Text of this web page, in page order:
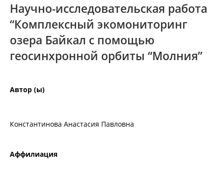
Научно-исследовательская работа
“Комплексный экомониторинг
озера Байкал с помощью
геосинхронной орбиты “Молния”
Автор (ы)
Константинова Анастасия Павловна
Аффилиация